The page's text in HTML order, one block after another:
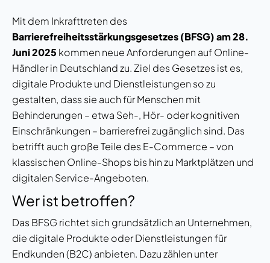
Mit dem Inkrafttreten des
Barrierefreiheitsstärkungsgesetzes (BFSG) am 28.
Juni 2025 kommen neue Anforderungen auf Online-
Händler in Deutschland zu. Ziel des Gesetzes ist es,
digitale Produkte und Dienstleistungen so zu
gestalten, dass sie auch für Menschen mit
Behinderungen – etwa Seh-, Hör- oder kognitiven
Einschränkungen – barrierefrei zugänglich sind. Das
betrifft auch große Teile des E-Commerce – von
klassischen Online-Shops bis hin zu Marktplätzen und
digitalen Service-Angeboten.
Wer ist betroffen?
Das BFSG richtet sich grundsätzlich an Unternehmen,
die digitale Produkte oder Dienstleistungen für
Endkunden (B2C) anbieten. Dazu zählen unter